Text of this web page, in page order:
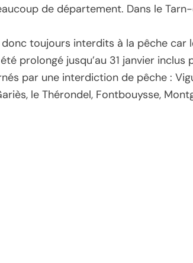
de département. Dans le
donc toujours interdits à la pêche car
prolongé jusqu’au 31 janvier
par une interdiction de pêche :
le Thérondel, Fontbouysse,